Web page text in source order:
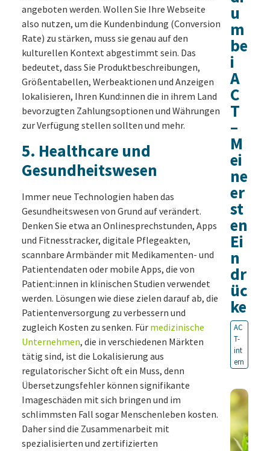
angeboten werden. Wollen Sie Ihre Webseite
also nutzen, um die Kundenbindung (Conversion
Rate) zu stärken, muss sie genau auf den
kulturellen Kontext abgestimmt sein. Das
bedeutet, dass Sie Produktbeschreibungen,
Größentabellen, Werbeaktionen und Anzeigen
lokalisieren, Ihren Kund:innen die in ihrem Land
bevorzugten Zahlungsoptionen und Währungen
zur Verfügung stellen sollten und mehr.
5. Healthcare und
Gesundheitswesen
Immer neue Technologien haben das
Gesundheitswesen von Grund auf verändert.
Denken Sie etwa an Onlinesprechstunden, Apps
und Fitnesstracker, digitale Pflegeakten,
scannbare Armbänder mit Medikamenten- und
Patientendaten oder mobile Apps, die von
Patient:innen in klinischen Studien verwendet
werden. Lösungen wie diese zielen darauf ab, die
Patientenversorgung zu verbessern und
zugleich Kosten zu senken. Für medizinische
Unternehmen, die in verschiedenen Märkten
tätig sind, ist die Lokalisierung aus
regulatorischer Sicht oft ein Muss, denn
Übersetzungsfehler können signifikante
Imageschäden mit sich bringen und im
schlimmsten Fall sogar Menschenleben kosten.
Daher sind die Zusammenarbeit mit
spezialisierten und zertifizierten
u
m
be
i
A
C
T
–
M
ei
ne
er
st
en
Ei
n
dr
üc
ke
AC
T-
int
ern